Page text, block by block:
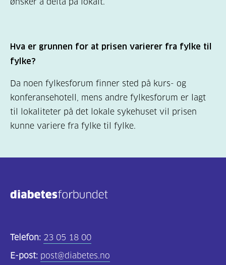
Hva er grunnen for at prisen varierer fra fylke til
fylke?
Da noen fylkesforum finner sted på kurs- og
konferansehotell, mens andre fylkesforum er lagt
til lokaliteter på det lokale sykehuset vil prisen
kunne variere fra fylke til fylke.
Telefon: 23 05 18 00
E-post: post@diabetes.no